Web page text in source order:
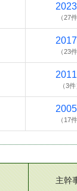
（27件
（23件
（3件
（17件
主幹